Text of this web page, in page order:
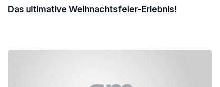
Das ultimative Weihnachtsfeier-Erlebnis!